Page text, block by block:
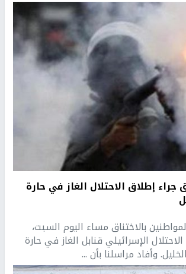
جراء إطلاق الاحتلال الغاز في حارة
بالاختناق مساء اليوم السبت،
الإسرائيلي قنابل الغاز في حارة
وأفاد مراسلنا بأن ...